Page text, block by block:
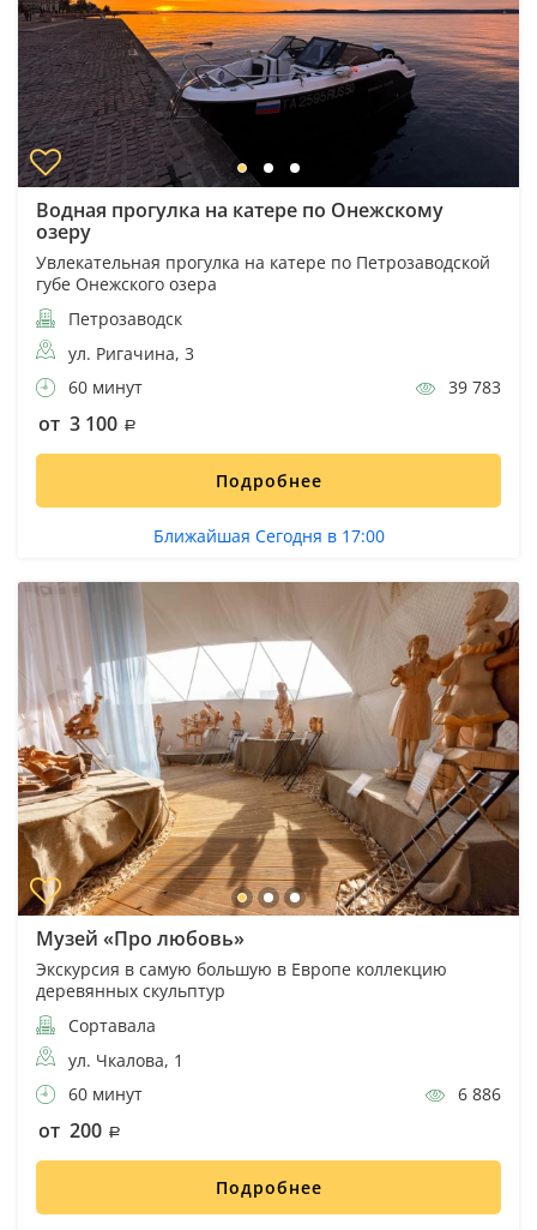
Водная прогулка на катере по Онежскому
озеру
Увлекательная прогулка на катере по Петрозаводской
губе Онежского озера
Петрозаводск
ул. Ригачина, 3
60 минут
39 783
от 3 100
Подробнее
Ближайшая Сегодня в 17:00
Музей «Про любовь»
Экскурсия в самую большую в Европе коллекцию
деревянных скульптур
Сортавала
ул. Чкалова, 1
60 минут
6 886
от 200
Подробнее